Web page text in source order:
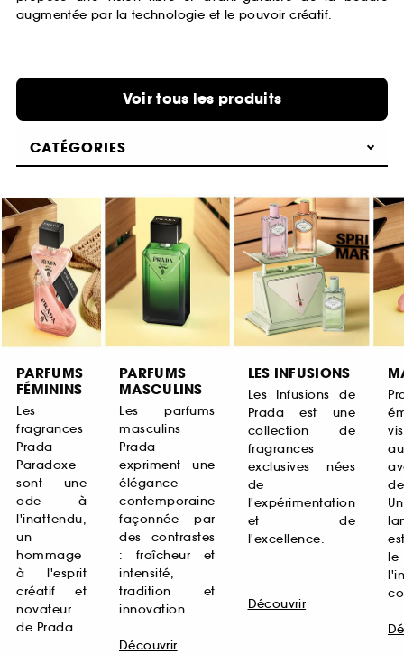
augmentée par la technologie et le pouvoir créatif.
Voir tous les produits
CATÉGORIES
PARFUMS
FÉMININS
Les
fragrances
Prada
Paradoxe
sont une
ode à
l'inattendu,
un
hommage
à l'esprit
créatif et
novateur
de Prada.
PARFUMS
MASCULINS
Les parfums
masculins
Prada
expriment une
élégance
contemporaine
façonnée par
des contrastes
: fraîcheur et
intensité,
tradition et
innovation.
Découvrir
LES INFUSIONS
Les Infusions de
Prada est une
collection de
fragrances
exclusives nées
de
l'expérimentation
et de
l'excellence.
Découvrir